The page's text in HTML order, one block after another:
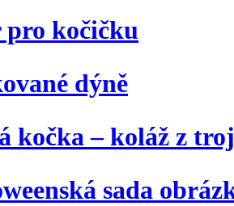
pro kočičku
dýně
kočka – koláž z
sada